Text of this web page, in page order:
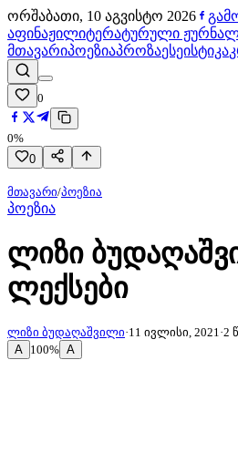
ორშაბათი, 10 აგვისტო 2026
აფინაჟილიტერატურული
მთავარიპოეზიაპროზაესეისტიკა
0
0%
0
მთავარი/პოეზია
პოეზია
ლიზი
ლექსები
ლიზი ბუდაღაშვილი·11 ივლისი, 2021·2
A 100% A